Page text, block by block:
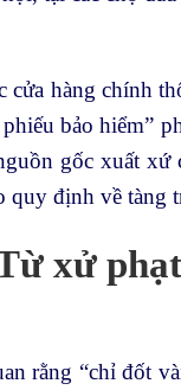
cửa hàng chính
bảo hiểm”
gốc xuất
quy định về tàng
xử
rằng “chỉ đốt